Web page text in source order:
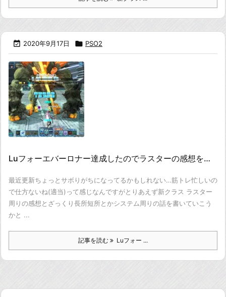
 2020年9月17日  PSO2
Luフォーエバーロナー達成したのでラスターの感想を…
最近更新ちょっとサボりがちになってるかもしれない…筋トレ忙しいの
で仕方ないね(適当)って感じなんですがとりあえず新クラス ラスター
周りの感想と ざっくり長所短所とかシステム周りの話を書いていこう
かと ...
記事を読む Luフォー ...